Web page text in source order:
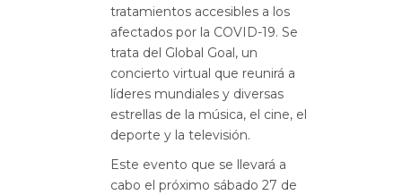
tratamientos accesibles a los
afectados por la COVID-19. Se
trata del Global Goal, un
concierto virtual que reunirá a
líderes mundiales y diversas
estrellas de la música, el cine, el
deporte y la televisión.
Este evento que se llevará a
cabo el próximo sábado 27 de